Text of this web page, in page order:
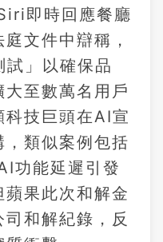
即時回應餐廳
文件中辯稱，
」以確保品
至數萬名用戶
技巨頭在AI宣
類似案例包括
功能延遲引發
果此次和解金
和解紀錄，反